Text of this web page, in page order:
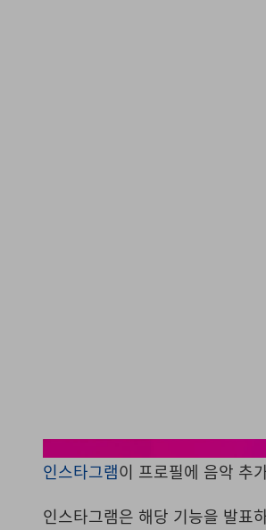
인스타그램이 프로필에 음악 추
인스타그램은 해당 기능을 발표